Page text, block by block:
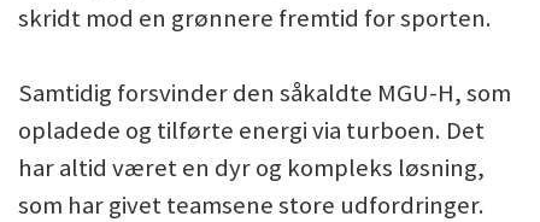
skridt mod en grønnere fremtid for sporten.
Samtidig forsvinder den såkaldte MGU-H, som
opladede og tilførte energi via turboen. Det
har altid været en dyr og kompleks løsning,
som har givet teamsene store udfordringer.